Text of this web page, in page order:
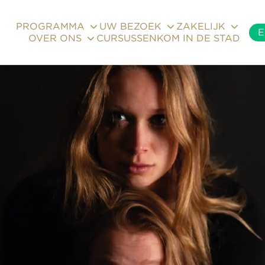
PROGRAMMA UW BEZOEK
ZAKELIJK
OVER ONS
CURSUSSENKOM IN DE STAD